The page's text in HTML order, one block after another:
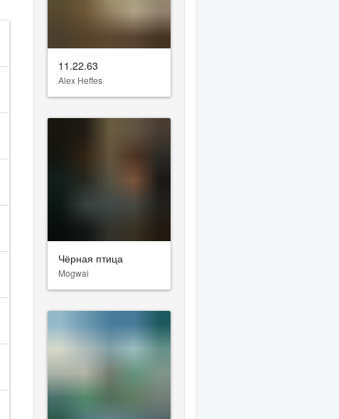
11.22.63
Alex Heffes
Чёрная птица
Mogwai